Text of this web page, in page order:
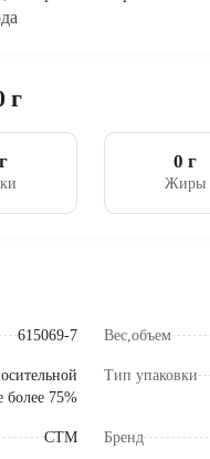
г
0 г
Жиры
615069-7 Вес,объем
более 75%
Тип упаковки
СТМ Бренд